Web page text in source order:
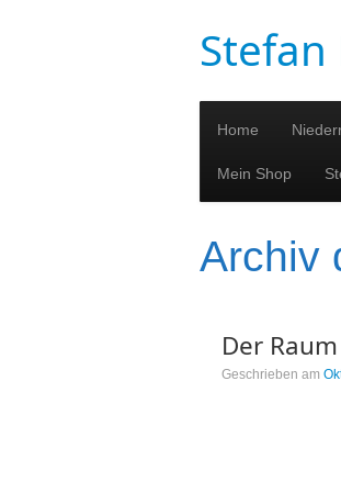
Stefan
Home
Mein Shop
Archiv
Der
Geschrieben am